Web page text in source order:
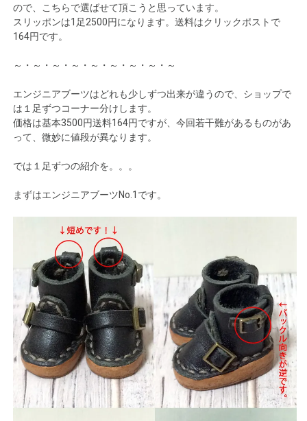
ので、こちらで選ばせて頂こうと思っています。
スリッポンは1足2500円になります。送料はクリックポストで
164円です。
～・～・～・～・～・～・～・～・～
エンジニアブーツはどれも少しずつ出来が違うので、ショップで
は１足ずつコーナー分けします。
価格は基本3500円送料164円ですが、今回若干難があるものがあ
って、微妙に値段が異なります。
では１足ずつの紹介を。。。
まずはエンジニアブーツNo.1です。